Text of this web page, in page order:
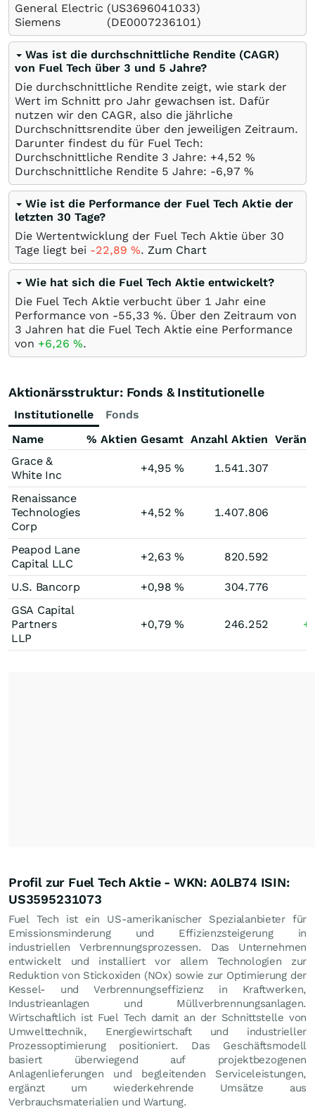
General Electric (US3696041033)
Siemens
(DE0007236101)
Was ist die durchschnittliche Rendite (CAGR)
von Fuel Tech über 3 und 5 Jahre?
Die durchschnittliche Rendite zeigt, wie stark der
Wert im Schnitt pro Jahr gewachsen ist. Dafür
nutzen wir den CAGR, also die jährliche
Durchschnittsrendite über den jeweiligen Zeitraum.
Darunter findest du für Fuel Tech:
Durchschnittliche Rendite 3 Jahre: +4,52 %
Durchschnittliche Rendite 5 Jahre: -6,97 %
Wie ist die Performance der Fuel Tech Aktie der
letzten 30 Tage?
Die Wertentwicklung der Fuel Tech Aktie über 30
Tage liegt bei -22,89 %. Zum Chart
Wie hat sich die Fuel Tech Aktie entwickelt?
Die Fuel Tech Aktie verbucht über 1 Jahr eine
Performance von -55,33 %. Über den Zeitraum von
3 Jahren hat die Fuel Tech Aktie eine Performance
von +6,26 %.
Aktionärsstruktur: Fonds & Institutionelle
Institutionelle
Fonds
Name
% Aktien Gesamt Anzahl Aktien
Grace &
White Inc
+4,95% 1.541.307
Renaissance
Technologies
Corp
+4,52% 1.407.806
Peapod Lane
Capital LLC
+2,63% 820.592
U.S. Bancorp +0,98%
304.776
GSA Capital
Partners
LLP
+0,79% 246.252
Profil zur Fuel Tech Aktie - WKN: A0LB74 ISIN:
US3595231073
Fuel Tech ist ein US-amerikanischer Spezialanbieter für
Emissionsminderung und Effizienzsteigerung in
industriellen Verbrennungsprozessen. Das Unternehmen
entwickelt und installiert vor allem Technologien zur
Reduktion von Stickoxiden (NOx) sowie zur Optimierung der
Kessel- und Verbrennungseffizienz in Kraftwerken,
Industrieanlagen und Müllverbrennungsanlagen.
Wirtschaftlich ist Fuel Tech damit an der Schnittstelle von
Umwelttechnik, Energiewirtschaft und industrieller
Prozessoptimierung positioniert. Das Geschäftsmodell
basiert überwiegend auf projektbezogenen
Anlagenlieferungen und begleitenden Serviceleistungen,
ergänzt um wiederkehrende Umsätze aus
Verbrauchsmaterialien und Wartung.